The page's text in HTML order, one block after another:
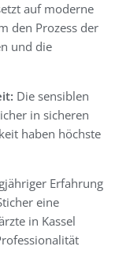
auf moderne
den Prozess der
und die
Die sensiblen
in sicheren
haben höchste
Erfahrung
eine
in Kassel